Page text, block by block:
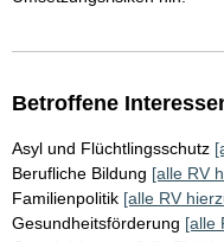
Betroffene
Asyl und Flüchtlingsschutz
Berufliche Bildung [alle RV
Familienpolitik [alle RV
Gesundheitsförderung [alle